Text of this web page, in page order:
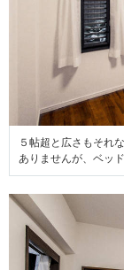
５帖超と広さもそれ
ありませんが、ベッ